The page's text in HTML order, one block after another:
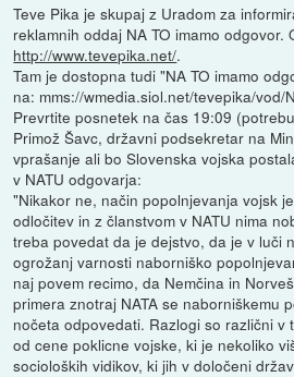
Teve Pika je skupaj z Uradom za
reklamnih oddaj NA TO imamo odgovor.
http://www.tevepika.net/.
Tam je dostopna tudi "NA TO imamo
na: mms://wmedia.siol.net/tevepika/vod/
Prevrtite posnetek na čas 19:09
Primož Šavc, državni podsekretar na
vprašanje ali bo Slovenska vojska
v NATU odgovarja:
"Nikakor ne, način popolnjevanja vojsk
odločitev in z članstvom v NATU nima
treba povedat da je dejstvo, da je v luči
ogrožanj varnosti naborniško
naj povem recimo, da Nemčina in
primera znotraj NATA se naborniškemu
nočeta odpovedati. Razlogi so različni v
od cene poklicne vojske, ki je nekoliko
socioloških vidikov, ki jih v določeni